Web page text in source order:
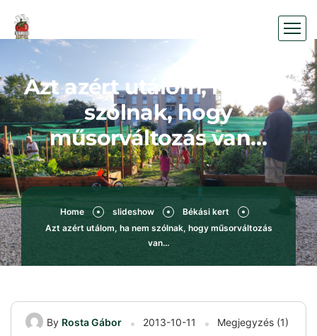
Azt azért utálom, ha nem
szólnak, hogy
műsorváltozás van…
Home slideshow
Békási kert
Azt azért utálom, ha nem szólnak, hogy műsorváltozás
van…
By Rosta Gábor 2013-10-11 Megjegyzés (1)